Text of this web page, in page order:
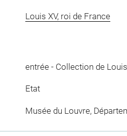
Louis XV, roi de France
entrée - Collection de
Etat
Musée du Louvre,